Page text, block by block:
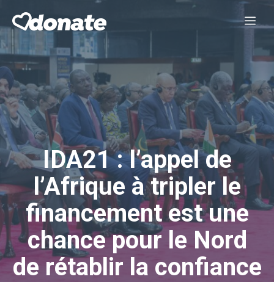
au
contenu
IDA21 : l’appel de
l’Afrique à tripler le
financement est une
chance pour le Nord
de rétablir la confiance